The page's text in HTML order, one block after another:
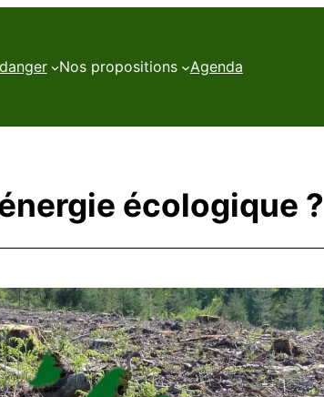
Nos propositions Agenda
écologique ?